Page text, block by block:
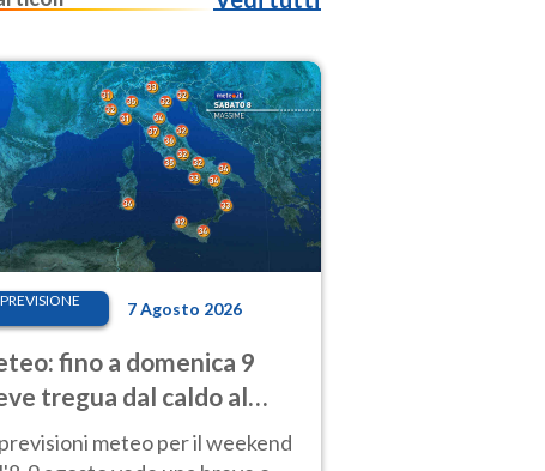
PREVISIONE 7 Agosto 2026
fino a domenica 9
tregua dal caldo al
Altrove calura e afa
meteo per il weekend